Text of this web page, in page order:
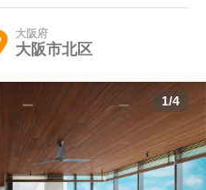
大阪府
大阪市北区
1/4